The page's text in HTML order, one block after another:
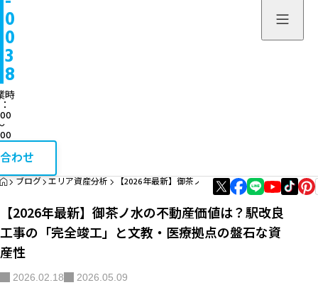
エリア資産分析
購入・リノベガイド
0
0
3
8
時
わせ
HOME
ブログ エリア資産分析 【2026年最新】御茶ノ水の不動産価値は？駅改良
【2026年最新】御茶ノ水の不動産価値は？駅改良
工事の「完全竣工」と文教・医療拠点の盤石な資
産性
2026.02.18 2026.05.09